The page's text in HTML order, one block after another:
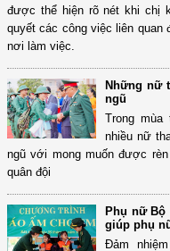
được thể hiện rõ nét khi chị
quyết các công việc liên quan
nơi làm việc.
Những nữ
ngũ
Trong
nhiều nữ
ngũ với mong muốn được
quân đội
Phụ nữ
giúp phụ
Đảm